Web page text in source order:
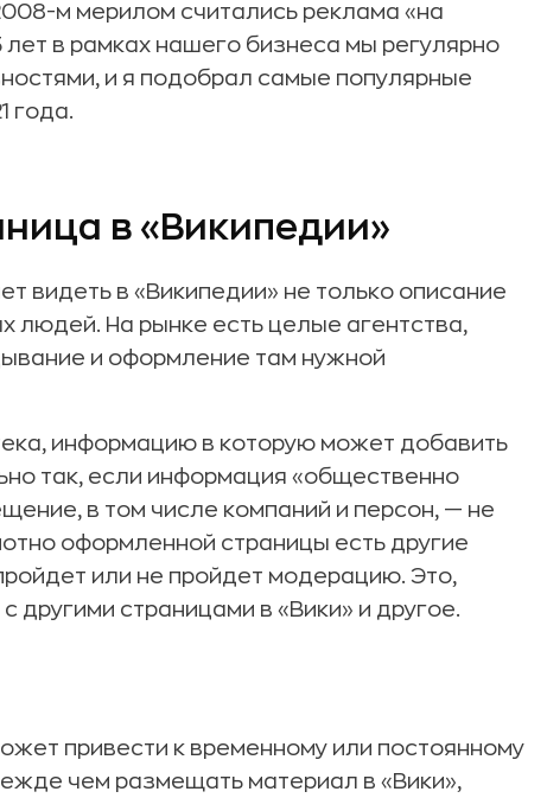
м мерилом считались реклама «на
лет в рамках нашего бизнеса мы регулярно
и я подобрал самые популярные
года.
в «Википедии»
видеть в «Википедии» не только описание
людей. На рынке есть целые агентства,
и оформление там нужной
информацию в которую может добавить
так, если информация «общественно
в том числе компаний и персон, — не
оформленной страницы есть другие
или не пройдет модерацию. Это,
другими страницами в «Вики» и другое.
привести к временному или постоянному
чем размещать материал в «Вики»,